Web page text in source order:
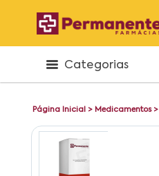
Categorias
Página Inicial > Medicamentos>